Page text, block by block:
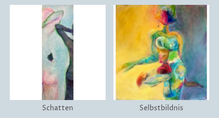
Schatten Selbstbildnis